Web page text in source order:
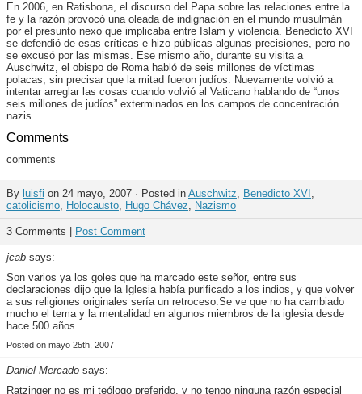
En 2006, en Ratisbona, el discurso del Papa sobre las relaciones entre la
fe y la razón provocó una oleada de indignación en el mundo musulmán
por el presunto nexo que implicaba entre Islam y violencia. Benedicto XVI
se defendió de esas críticas e hizo públicas algunas precisiones, pero no
se excusó por las mismas. Ese mismo año, durante su visita a
Auschwitz, el obispo de Roma habló de seis millones de víctimas
polacas, sin precisar que la mitad fueron judíos. Nuevamente volvió a
intentar arreglar las cosas cuando volvió al Vaticano hablando de “unos
seis millones de judíos” exterminados en los campos de concentración
nazis.
Comments
comments
By luisfi on 24 mayo, 2007 · Posted in Auschwitz, Benedicto XVI ,
catolicismo, Holocausto, Hugo Chávez, Nazismo
3 Comments | Post Comment
jcab says:
Son varios ya los goles que ha marcado este señor, entre sus
declaraciones dijo que la Iglesia había purificado a los indios, y que volver
a sus religiones originales sería un retroceso.Se ve que no ha cambiado
mucho el tema y la mentalidad en algunos miembros de la iglesia desde
hace 500 años.
Posted on mayo 25th, 2007
Daniel Mercado says:
Ratzinger no es mi teólogo preferido, y no tengo ninguna razón especial